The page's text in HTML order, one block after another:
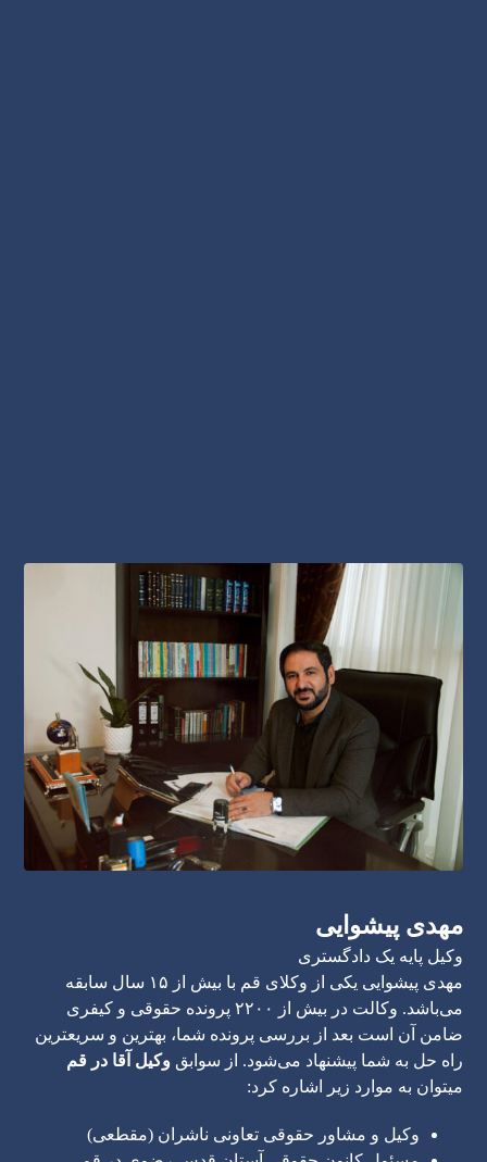
مهدی پیشوایی
وکیل پایه یک دادگستری
مهدی پیشوایی یکی از وکلای قم با بیش از ۱۵ سال سابقه
می‌باشد. وکالت در بیش از ۲۲۰۰ پرونده حقوقی و کیفری
ضامن آن است بعد از بررسی پرونده شما، بهترین و سریعترین
راه حل به شما پیشنهاد می‌شود. از سوابقوکیل آقا در قم
میتوان به موارد زیر اشاره کرد:
وکیل و مشاور حقوقی تعاونی ناشران (مقطعی)